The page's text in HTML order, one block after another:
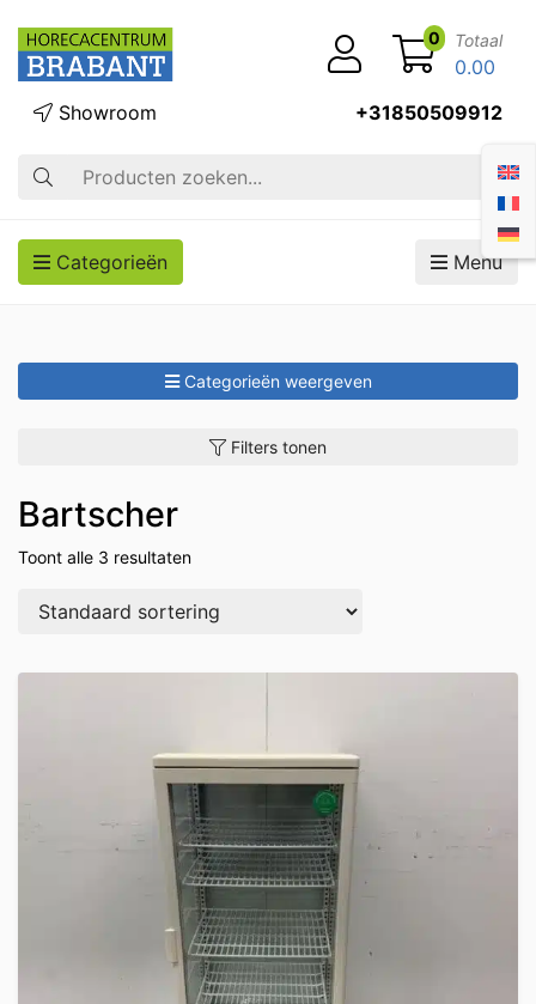
Zoek op
Showroom +31850509912
0 Totaal
0.00
Categorieën Menu
Categorieën weergeven
Filters tonen
Bartscher
Toont alle 3 resultaten